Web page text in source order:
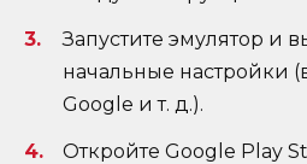
Запустите эмулятор и
начальные настройки
Google и т. д.).
Откройте Google Play